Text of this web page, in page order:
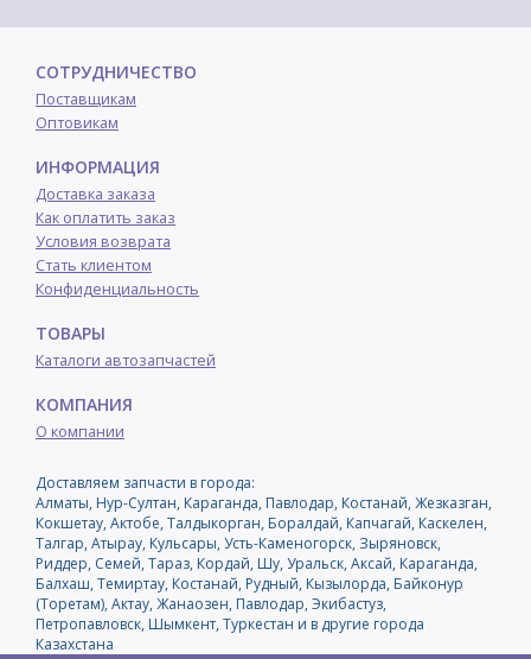
СОТРУДНИЧЕСТВО
Поставщикам
Оптовикам
ИНФОРМАЦИЯ
Доставка заказа
Как оплатить заказ
Условия возврата
Стать клиентом
Конфиденциальность
ТОВАРЫ
Каталоги автозапчастей
КОМПАНИЯ
О компании
Доставляем запчасти в города:
Алматы, Нур-Султан, Караганда, Павлодар, Костанай, Жезказган,
Кокшетау, Актобе, Талдыкорган, Боралдай, Капчагай, Каскелен,
Талгар, Атырау, Кульсары, Усть-Каменогорск, Зыряновск,
Риддер, Семей, Тараз, Кордай, Шу, Уральск, Аксай, Караганда,
Балхаш, Темиртау, Костанай, Рудный, Кызылорда, Байконур
(Торетам), Актау, Жанаозен, Павлодар, Экибастуз,
Петропавловск, Шымкент, Туркестан и в другие города
Казахстана